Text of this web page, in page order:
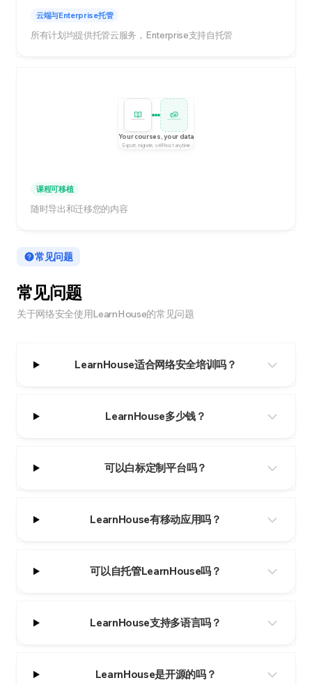
云端与Enterprise托管
所有计划均提供托管云服务，Enterprise支持自托管
Your courses, your data
Export, migrate, self-host anytime
课程可移植
随时导出和迁移您的内容
常见问题
常见问题
关于网络安全使用LearnHouse的常见问题
LearnHouse适合网络安全培训吗？
LearnHouse多少钱？
可以白标定制平台吗？
LearnHouse有移动应用吗？
可以自托管LearnHouse吗？
LearnHouse支持多语言吗？
LearnHouse是开源的吗？